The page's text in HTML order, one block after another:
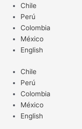
contenido
Chile
Perú
Colombia
México
English
Chile
Perú
Colombia
México
English